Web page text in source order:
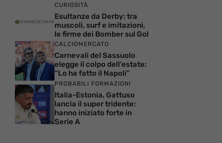
CURIOSITÀ
Esultanze da Derby: tra
muscoli, surf e imitazioni,
le firme dei Bomber sul Gol
CALCIOMERCATO
Carnevali del Sassuolo
elegge il colpo dell’estate:
“Lo ha fatto il Napoli”
PROBABILI FORMAZIONI
Italia-Estonia, Gattuso
lancia il super tridente:
hanno iniziato forte in
Serie A